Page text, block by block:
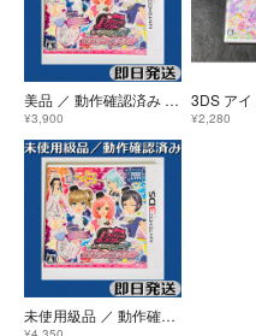
美品 ／ 動作確認済み 3DSソフト プリティーリズム・レインボーライブ・きらきらマイ☆デザイン ケース付 即日発送
¥3,900 ¥2,280
未使用級品 ／ 動作確認済み 3DSソフト プリティーリズム・レインボーライブ きらきらマイデザイン ケース付 即日発送